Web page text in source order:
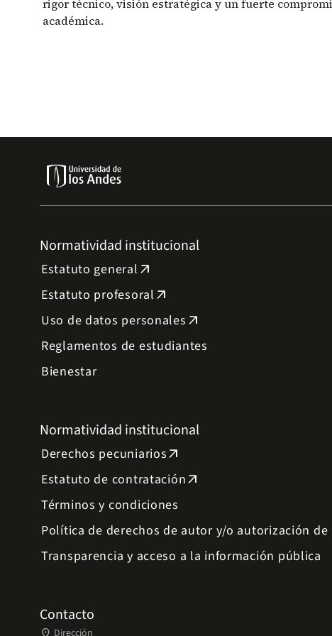
rigor técnico, visión estratégica y un fuerte
académica.
Normatividad institucional
Estatuto general arrow_outward
Estatuto profesoral arrow_outward
Uso de datos personales arrow_outward
Reglamentos de estudiantes
Bienestar
Normatividad institucional
Derechos pecuniariosarrow_outward
Estatuto de contrataciónarrow_outward
Términos y condiciones
Política de derechos de autor y/o autorización
Transparencia y acceso a la información pública
Contacto